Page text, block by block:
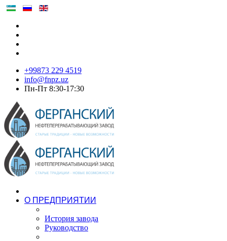
+99873 229 4519
info@fnpz.uz
Пн-Пт 8:30-17:30
О ПРЕДПРИЯТИИ
История завода
Руководство